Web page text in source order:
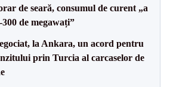
de seară, consumul de curent „a
de megawați”
la Ankara, un acord pentru
prin Turcia al carcaselor de